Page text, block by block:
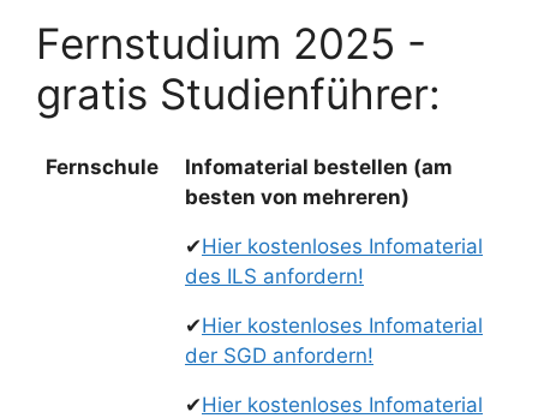
Fernstudium 2025 -
gratis Studienführer:
Fernschule
Infomaterial bestellen (am
besten von mehreren)
✔Hier kostenloses Infomaterial
des ILS anfordern!
✔Hier kostenloses Infomaterial
der SGD anfordern!
✔Hier kostenloses Infomaterial